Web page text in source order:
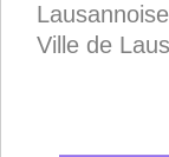
Ville de